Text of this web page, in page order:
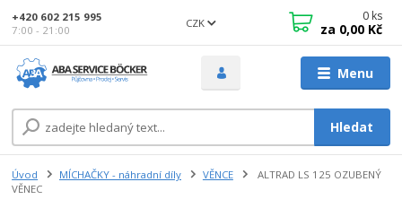
Menu
CZK
Hledat
+420 602 215 995
7:00 - 21:00
0 ks
za 0,00 Kč
Úvod MÍCHAČKY - náhradní díly VĚNCE
ALTRAD LS 125 OZUBENÝ
VĚNEC